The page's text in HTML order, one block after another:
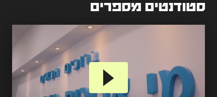
סטודנטים מספרים